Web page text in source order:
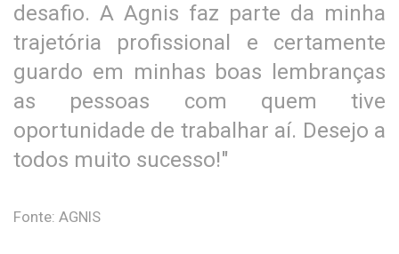
desafio. A Agnis faz parte da minha
trajetória profissional e certamente
guardo em minhas boas lembranças
as pessoas com quem tive
oportunidade de trabalhar aí. Desejo a
todos muito sucesso!"
Fonte: AGNIS